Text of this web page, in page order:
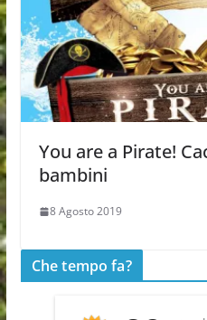
You are a Pirate!
bambini
8 Agosto 2019
Che tempo fa?